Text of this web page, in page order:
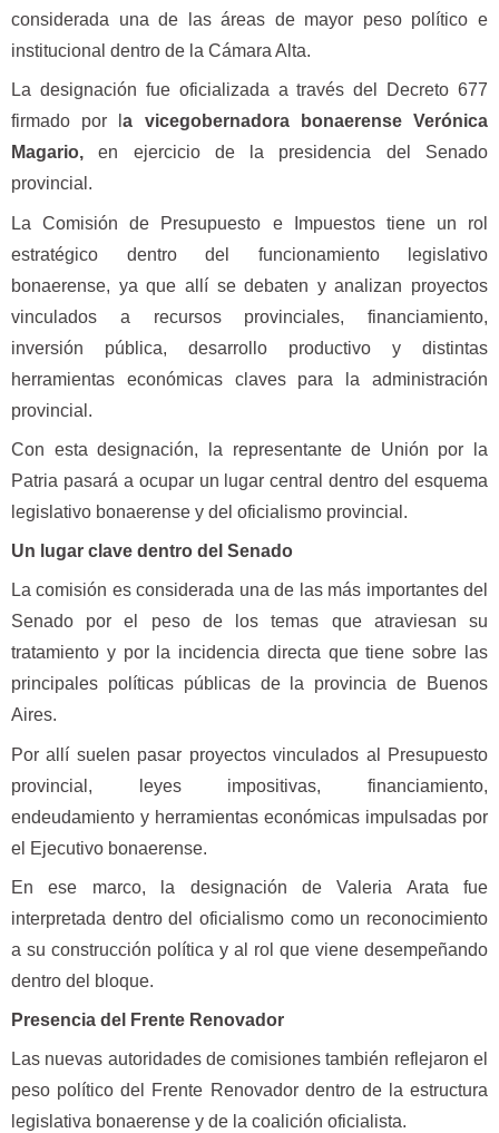
considerada una de las áreas de mayor peso político e
institucional dentro de la Cámara Alta.
La designación fue oficializada a través del Decreto 677
firmado por la vicegobernadora bonaerense Verónica
Magario, en ejercicio de la presidencia del Senado
provincial.
La Comisión de Presupuesto e Impuestos tiene un rol
estratégico dentro del funcionamiento legislativo
bonaerense, ya que allí se debaten y analizan proyectos
vinculados a recursos provinciales, financiamiento,
inversión pública, desarrollo productivo y distintas
herramientas económicas claves para la administración
provincial.
Con esta designación, la representante de Unión por la
Patria pasará a ocupar un lugar central dentro del esquema
legislativo bonaerense y del oficialismo provincial.
Un lugar clave dentro del Senado
La comisión es considerada una de las más importantes del
Senado por el peso de los temas que atraviesan su
tratamiento y por la incidencia directa que tiene sobre las
principales políticas públicas de la provincia de Buenos
Aires.
Por allí suelen pasar proyectos vinculados al Presupuesto
provincial, leyes impositivas, financiamiento,
endeudamiento y herramientas económicas impulsadas por
el Ejecutivo bonaerense.
En ese marco, la designación de Valeria Arata fue
interpretada dentro del oficialismo como un reconocimiento
a su construcción política y al rol que viene desempeñando
dentro del bloque.
Presencia del Frente Renovador
Las nuevas autoridades de comisiones también reflejaron el
peso político del Frente Renovador dentro de la estructura
legislativa bonaerense y de la coalición oficialista.